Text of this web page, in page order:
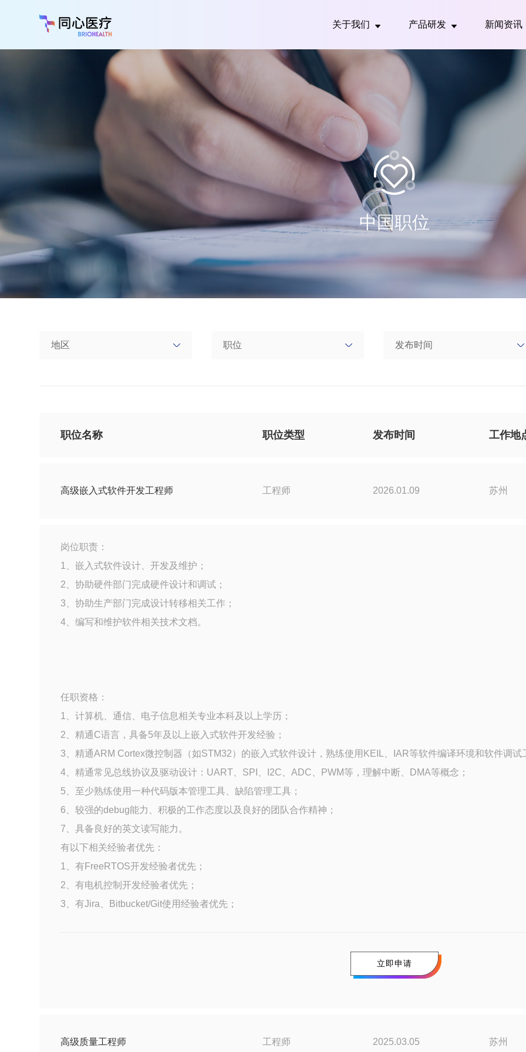
关于我们 产品研发 新闻资讯
中国职位
职位名称 职位类型 发布时间 工作地
高级嵌入式软件开发工程师 工程师 2026.01.09 苏州
岗位职责：
1、嵌入式软件设计、开发及维护；
2、协助硬件部门完成硬件设计和调试；
3、协助生产部门完成设计转移相关工作；
4、编写和维护软件相关技术文档。
任职资格：
1、计算机、通信、电子信息相关专业本科及以上学历；
2、精通C语言，具备5年及以上嵌入式软件开发经验；
3、精通ARM Cortex微控制器（如STM32）的嵌入式软件设计，熟练使用KEIL、IAR等软件编译环境和软件调
4、精通常见总线协议及驱动设计：UART、SPI、I2C、ADC、PWM等，理解中断、DMA等概念；
5、至少熟练使用一种代码版本管理工具、缺陷管理工具；
6、较强的debug能力、积极的工作态度以及良好的团队合作精神；
7、具备良好的英文读写能力。
有以下相关经验者优先：
1、有FreeRTOS开发经验者优先；
2、有电机控制开发经验者优先；
3、有Jira、Bitbucket/Git使用经验者优先；
立即申请
高级质量工程师 工程师 2025.03.05 苏州